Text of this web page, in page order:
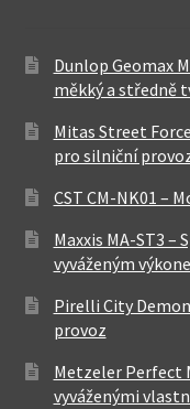
Dunlop Geomax
měkký a středně
Mitas Street
pro silniční
CST CM-NK01 –
Maxxis MA-ST3
vyváženým
Pirelli City
provoz
Metzeler Perfect
vyváženými